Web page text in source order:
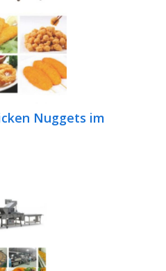
Nuggets im